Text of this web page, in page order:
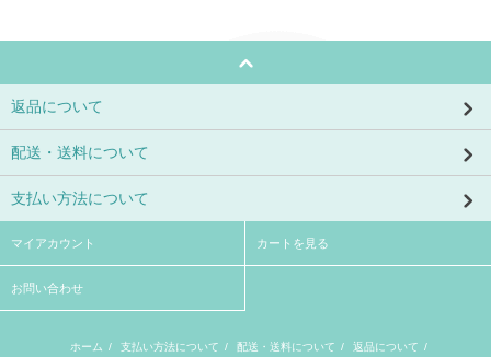
返品について
配送・送料について
支払い方法について
マイアカウント カートを見る
お問い合わせ
ホーム / 支払い方法について / 配送・送料について / 返品について /